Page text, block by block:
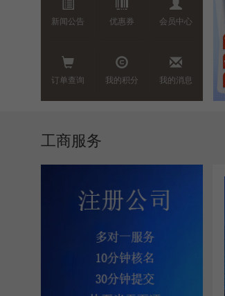
新闻公告 优惠券 会员中心
订单查询 我的积分 我的消息
工商服务